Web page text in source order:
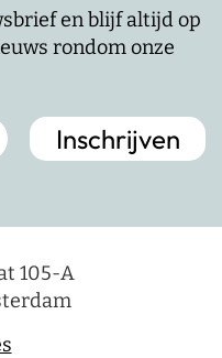
en blijf altijd op
rondom onze
105-A